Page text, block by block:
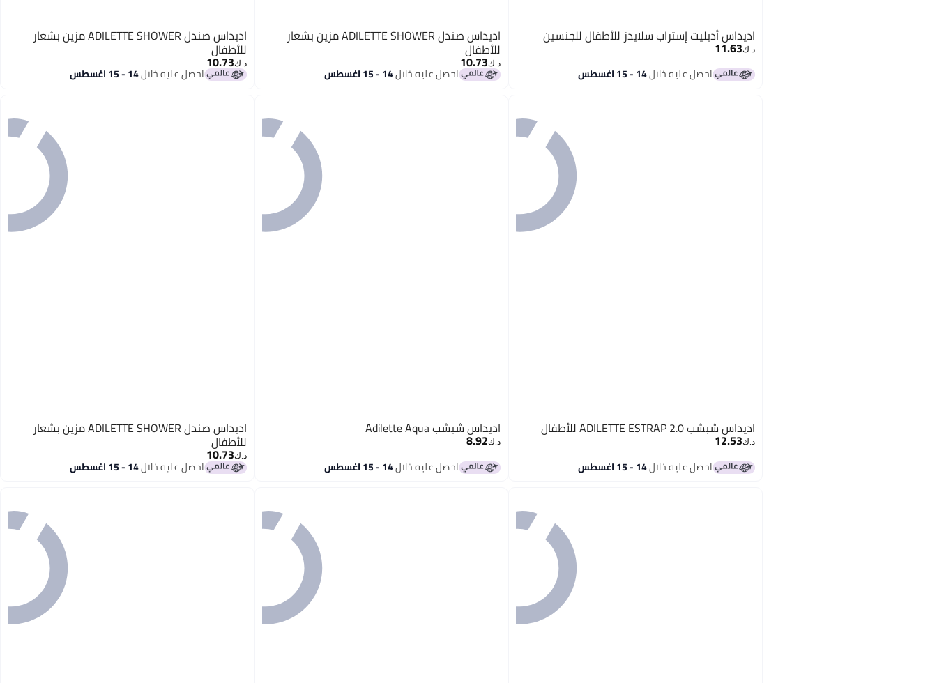
اديداس أديليت إستراب سلايدز للأطفال للجنسين
د.ك‏11.63
احصل عليه خلال14 - 15 اغسطس
اديداس صندل ADILETTE SHOWER مزين بشعار
للأطفال
د.ك‏10.73
احصل عليه خلال14 - 15 اغسطس
اديداس صندل ADILETTE SHOWER مزين بشعار
للأطفال
د.ك‏10.73
احصل عليه خلال14 - 15 اغسطس
اديداس شبشب ADILETTE ESTRAP 2.0 للأطفال
د.ك‏12.53
احصل عليه خلال14 - 15 اغسطس
اديداس شبشب Adilette Aqua
د.ك‏8.92
احصل عليه خلال14 - 15 اغسطس
اديداس صندل ADILETTE SHOWER مزين بشعار
للأطفال
د.ك‏10.73
احصل عليه خلال14 - 15 اغسطس